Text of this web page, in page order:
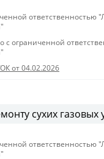
ответственностью
с ограниченной
от 04.02.2026
сухих
ответственностью